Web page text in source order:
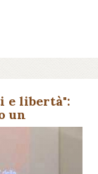
e libertà":
un